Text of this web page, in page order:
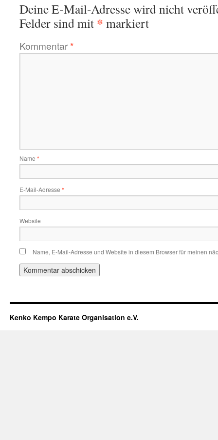
Deine E-Mail-Adresse wird nicht
Felder sind mit * markiert
Kommentar*
Name *
E-Mail-Adresse *
Website
Name, E-Mail-Adresse und Website in diesem Browser für meinen
Kenko Kempo Karate Organisation e.V.